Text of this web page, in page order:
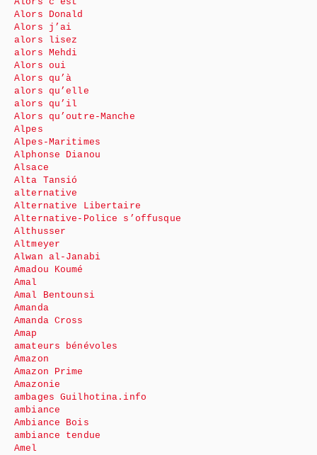
Alors Donald
Alors j’ai
alors lisez
alors Mehdi
Alors oui
Alors qu’à
alors qu’elle
alors qu’il
Alors qu’outre-Manche
Alpes
Alpes-Maritimes
Alphonse Dianou
Alsace
Alta Tansió
alternative
Alternative Libertaire
Alternative-Police s’offusque
Althusser
Altmeyer
Alwan al-Janabi
Amadou Koumé
Amal
Amal Bentounsi
Amanda
Amanda Cross
Amap
amateurs bénévoles
Amazon
Amazon Prime
Amazonie
ambages Guilhotina.info
ambiance
Ambiance Bois
ambiance tendue
Amel